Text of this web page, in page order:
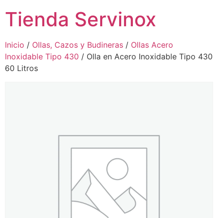
Tienda Servinox
Inicio / Ollas, Cazos y Budineras / Ollas Acero
Inoxidable Tipo 430 / Olla en Acero Inoxidable Tipo 430
60 Litros